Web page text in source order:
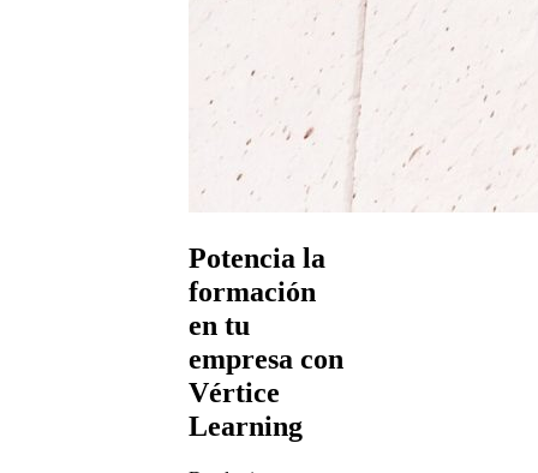
Potencia la
formación
en tu
empresa con
Vértice
Learning